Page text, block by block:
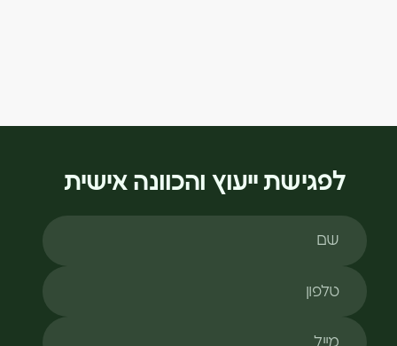
לפגישת ייעוץ והכוונה אישית
שם
טלפון
מייל